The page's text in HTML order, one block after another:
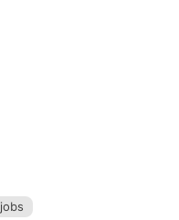
jobs